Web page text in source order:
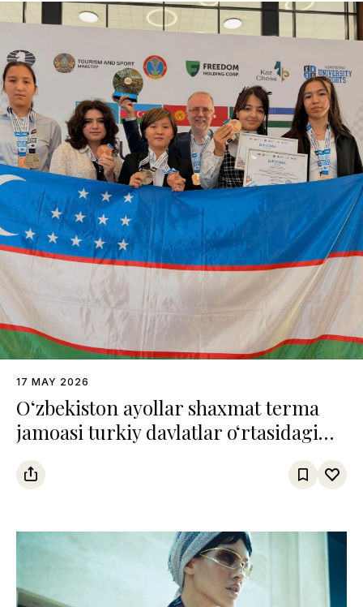
17 MAY 2026
O‘zbekiston ayollar shaxmat terma
jamoasi turkiy davlatlar o‘rtasidagi
chempionatda uchinchi o‘rinni
egalladi